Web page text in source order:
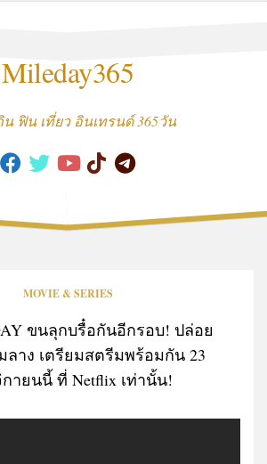
Mileday365
น ฟิน เที่ยว อินเทรนด์ 365วัน
MOVIE & SERIES
ขนลุกบรื๋อกันอีกรอบ! ปล่อย
ลาง เตรียมสตรีมพร้อมกัน 23
ายนนี้ ที่ Netflix เท่านั้น!